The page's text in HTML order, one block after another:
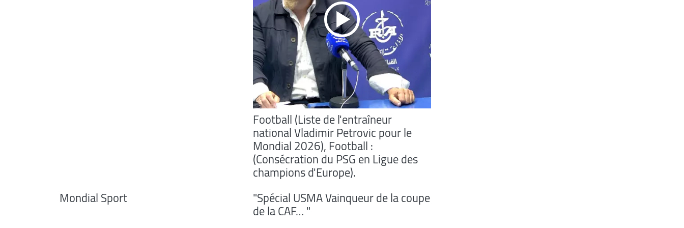
Football (Liste de l'entraîneur
national Vladimir Petrovic pour le
Mondial 2026), Football :
(Consécration du PSG en Ligue des
champions d'Europe).
Mondial Sport
"Spécial USMA Vainqueur de la coupe
de la CAF… "